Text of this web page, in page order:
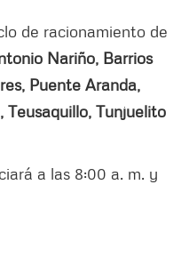
de racionamiento de
Nariño, Barrios
Puente Aranda,
Teusaquillo, Tunjuelito
a las 8:00 a. m. y